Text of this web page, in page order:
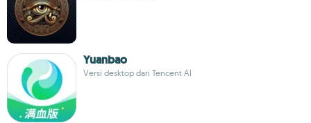
Yuanbao
Versi desktop dari Tencent AI